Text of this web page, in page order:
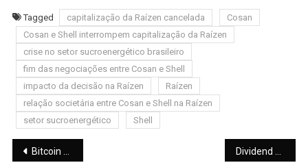
Tagged capitalização da Raízen cancelada
Cosan
Cosan e Shell interrompem capitalização da Raízen
crise no setor sucroenergético brasileiro
fim das negociações entre Cosan e Shell
impacto da decisão na Raízen
Raízen
relação societária entre Cosan e Shell na Raízen
setor sucroenergético
Shell
Navegação
Bitcoin Rompe a Barreira dos US$ 71 Mil: O que Significa para o Brasileiro?